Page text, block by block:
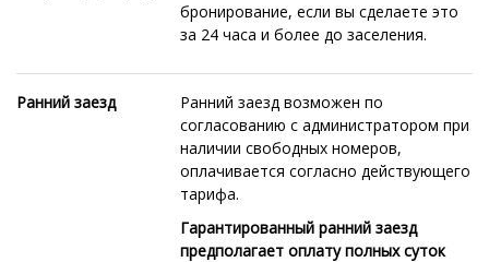
бронирование, если вы сделаете это
за 24 часа и более до заселения.
Ранний заезд
Ранний заезд возможен по
согласованию с администратором при
наличии свободных номеров,
оплачивается согласно действующего
тарифа.
Гарантированный ранний заезд
предполагает оплату полных суток